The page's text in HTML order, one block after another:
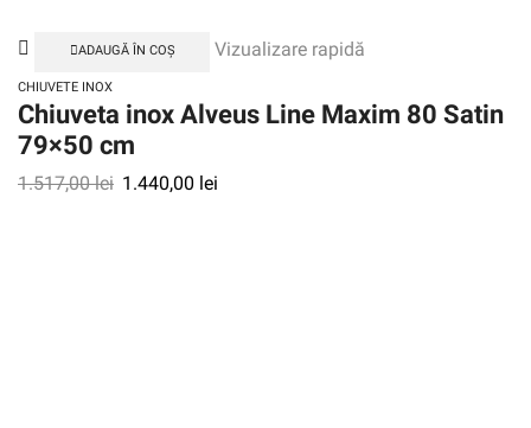
ADAUGĂ ÎN COȘ Vizualizare rapidă
CHIUVETE INOX
Chiuveta inox Alveus Line Maxim 80 Satin
79×50 cm
1.517,00lei 1.440,00 lei